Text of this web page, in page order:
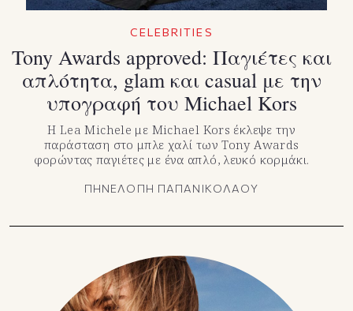
CELEBRITIES
Tony Awards approved: Παγιέτες και
απλότητα, glam και casual με την
υπογραφή του Michael Kors
Η Lea Michele με Michael Kors έκλεψε την
παράσταση στο μπλε χαλί των Tony Awards
φορώντας παγιέτες με ένα απλό, λευκό κορμάκι.
ΠΗΝΕΛΟΠΗ ΠΑΠΑΝΙΚΟΛΑΟΥ